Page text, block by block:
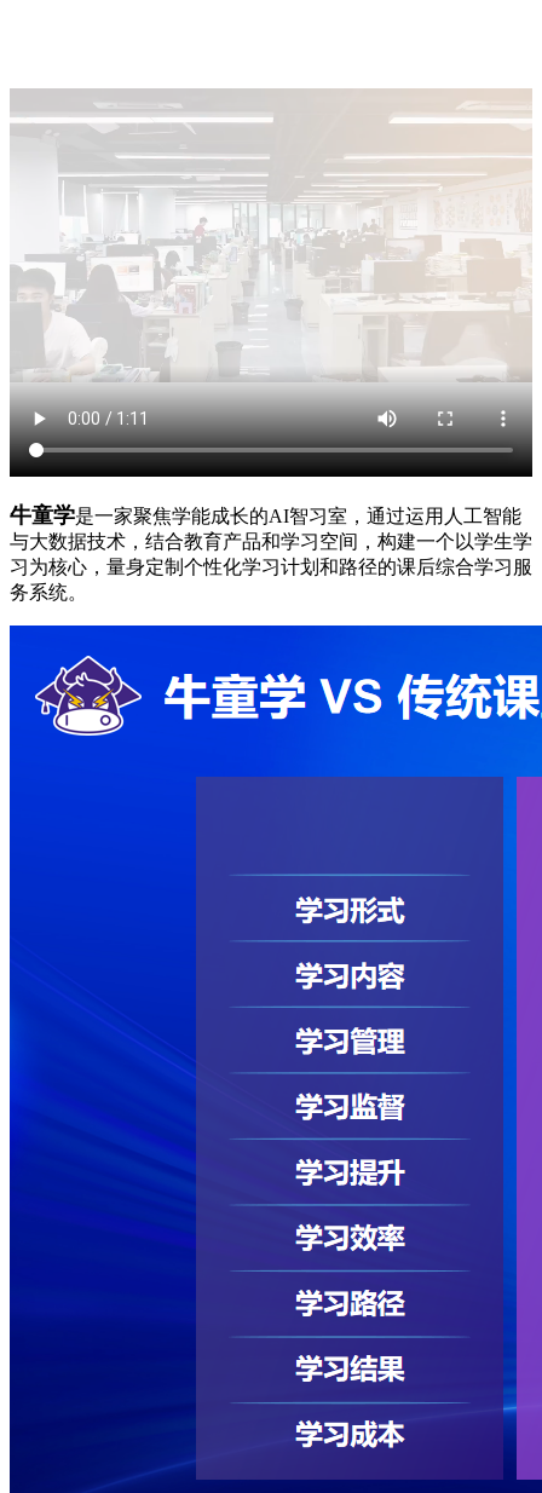
牛童学是一家聚焦学能成长的AI智习室，通过运用人工智能
与大数据技术，结合教育产品和学习空间，构建一个以学生学
习为核心，量身定制个性化学习计划和路径的课后综合学习服
务系统。